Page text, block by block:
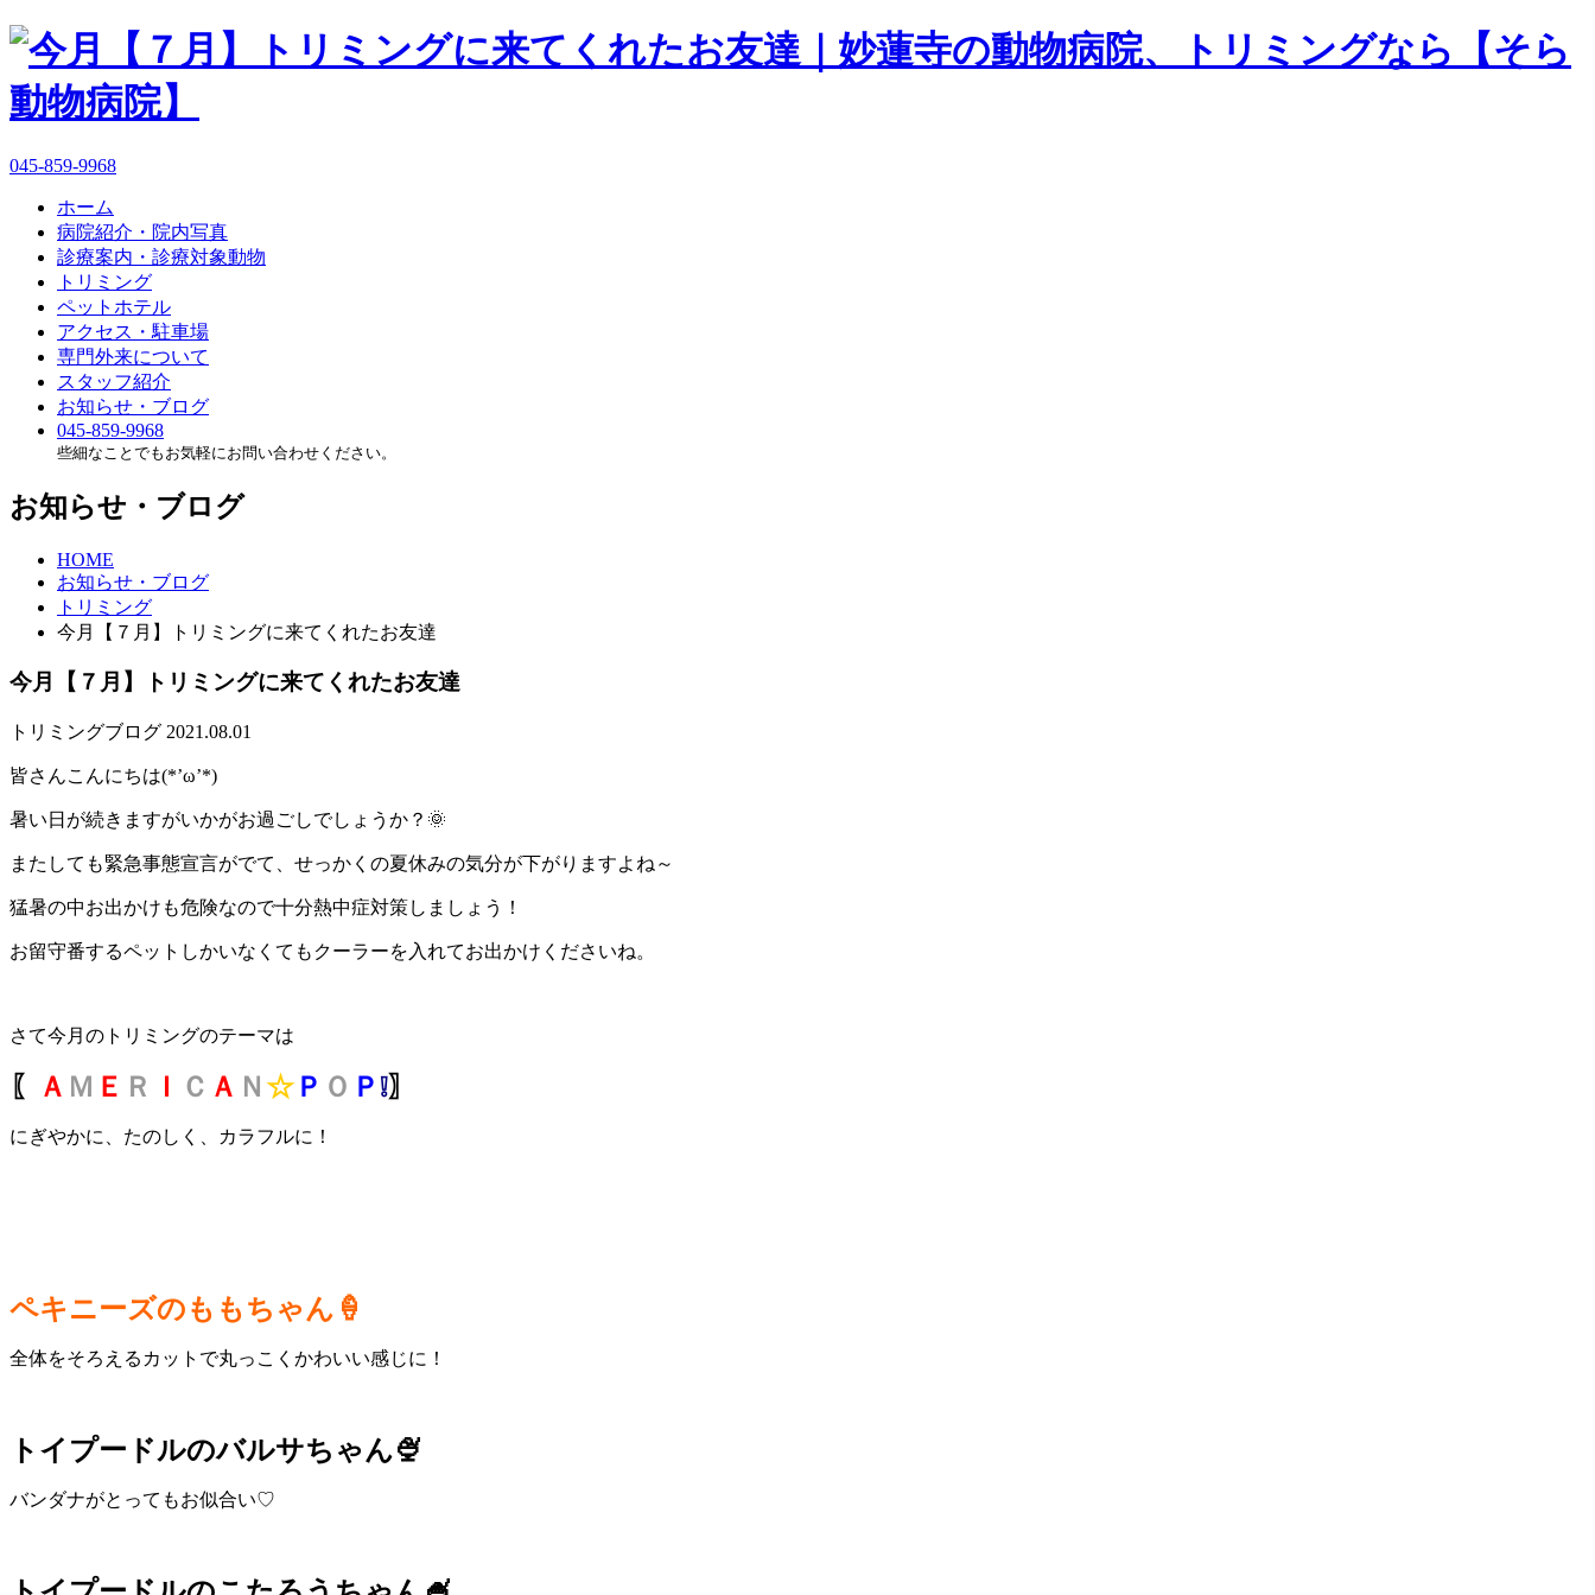
045-859-9968
ホーム
病院紹介・院内写真
診療案内・診療対象動物
トリミング
ペットホテル
アクセス・駐車場
専門外来について
スタッフ紹介
お知らせ・ブログ
045-859-9968
些細なことでもお気軽にお問い合わせください。
お知らせ・ブログ
HOME
お知らせ・ブログ
トリミング
今月【７月】トリミングに来てくれたお友達
今月【７月】トリミングに来てくれたお友達
トリミングブログ 2021.08.01
皆さんこんにちは(*’ω’*)
暑い日が続きますがいかがお過ごしでしょうか？🌞
またしても緊急事態宣言がでて、せっかくの夏休みの気分が下がりますよね～
猛暑の中お出かけも危険なので十分熱中症対策しましょう！
お留守番するペットしかいなくてもクーラーを入れてお出かけくださいね。
さて今月のトリミングのテーマは
〖 Ａ Ｍ Ｅ Ｒ Ｃ Ａ Ｎ ☆Ｐ Ｏ Ｐ ❕〗
にぎやかに、たのしく、カラフルに！
ペキニーズのももちゃん🍦
全体をそろえるカットで丸っこくかわいい感じに！
トイプードルのバルサちゃん🍨
バンダナがとってもお似合い♡